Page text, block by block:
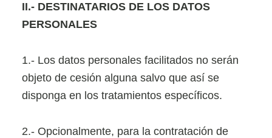
II.- DESTINATARIOS DE LOS DATOS
PERSONALES
1.- Los datos personales facilitados no serán
objeto de cesión alguna salvo que así se
disponga en los tratamientos específicos.
2.- Opcionalmente, para la contratación de